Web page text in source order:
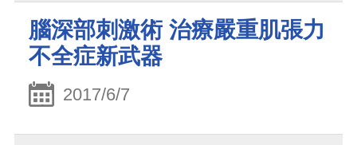
腦深部刺激術 治療嚴重肌張力
不全症新武器
2017/6/7